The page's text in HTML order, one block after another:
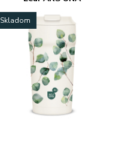
Skladom